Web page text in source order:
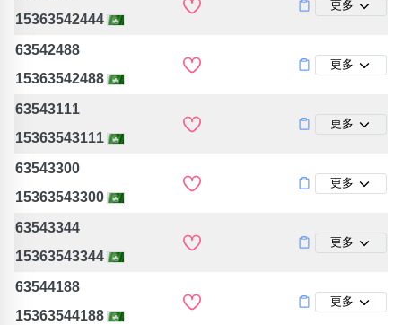
15363542444
更多
63542488
15363542488
更多
63543111
15363543111
更多
63543300
15363543300
更多
63543344
15363543344
更多
63544188
15363544188
更多